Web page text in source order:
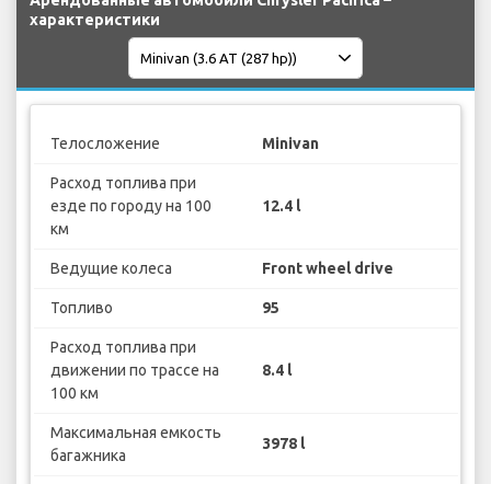
характеристики
Телосложение Minivan
Расход топлива при
езде по городу на 100
км
12.4 l
Ведущие колеса Front wheel drive
Топливо 95
Расход топлива при
движении по трассе на
100 км
8.4 l
Максимальная емкость
багажника
3978 l